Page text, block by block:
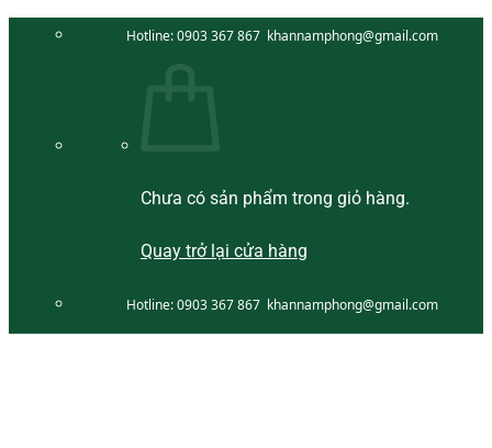
Hotline:0903 367 867 khannamphong@gmail.com
Chưa có sản phẩm trong giỏ hàng.
Quay trở lại cửa hàng
Hotline:0903 367 867 khannamphong@gmail.com